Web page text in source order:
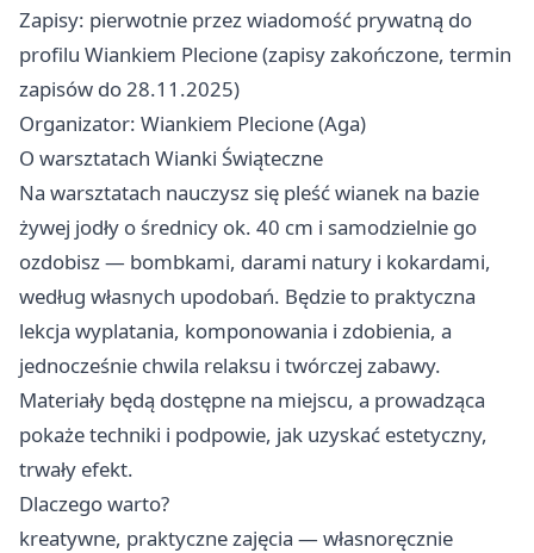
Zapisy: pierwotnie przez wiadomość prywatną do
profilu Wiankiem Plecione (zapisy zakończone, termin
zapisów do 28.11.2025)
Organizator: Wiankiem Plecione (Aga)
O warsztatach Wianki Świąteczne
Na warsztatach nauczysz się pleść wianek na bazie
żywej jodły o średnicy ok. 40 cm i samodzielnie go
ozdobisz — bombkami, darami natury i kokardami,
według własnych upodobań. Będzie to praktyczna
lekcja wyplatania, komponowania i zdobienia, a
jednocześnie chwila relaksu i twórczej zabawy.
Materiały będą dostępne na miejscu, a prowadząca
pokaże techniki i podpowie, jak uzyskać estetyczny,
trwały efekt.
Dlaczego warto?
kreatywne, praktyczne zajęcia — własnoręcznie